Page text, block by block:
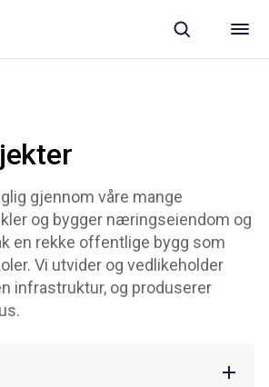
gjennom våre mange
og bygger næringseiendom og
en rekke offentlige bygg som
Vi utvider og vedlikeholder
infrastruktur, og produserer